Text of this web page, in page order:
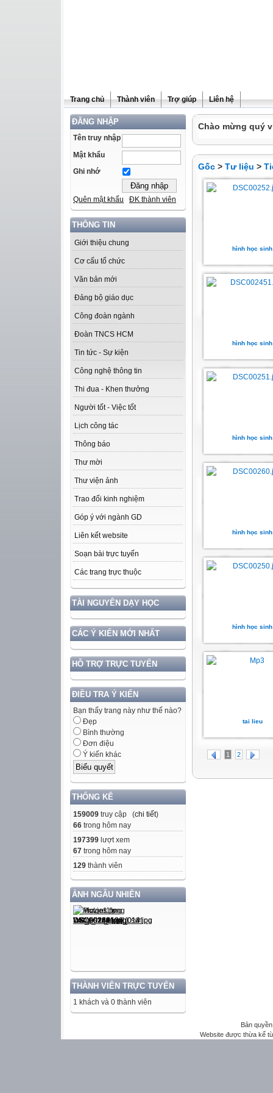
Trang chủ Thành viên Trợ giúp Liên hệ
ĐĂNG NHẬP
Tên truy nhập
Mật khẩu
Ghi nhớ
Quên mật khẩu ĐK thành viên
THÔNG TIN
Giới thiệu chung
Cơ cấu tổ chức
Văn bản mới
Đảng bộ giáo dục
Công đoàn ngành
Đoàn TNCS HCM
Tin tức - Sự kiện
Công nghệ thông tin
Thi đua - Khen thưởng
Người tốt - Việc tốt
Lịch công tác
Thông báo
Thư mời
Thư viện ảnh
Trao đổi kinh nghiệm
Góp ý với ngành GD
Liên kết website
Soạn bài trực tuyến
Các trang trực thuộc
TÀI NGUYÊN DẠY HỌC
CÁC Ý KIẾN MỚI NHẤT
HỖ TRỢ TRỰC TUYẾN
ĐIỀU TRA Ý KIẾN
Bạn thấy trang này như thế nào?
Đẹp
Bình thường
Đơn điệu
Ý kiến khác
THỐNG KÊ
159009 truy cập (chi tiết)
66 trong hôm nay
197399 lượt xem
67 trong hôm nay
129 thành viên
ẢNH NGẪU NHIÊN
THÀNH VIÊN TRỰC TUYẾN
1 khách và 0 thành viên
Chào mừng quý
Gốc > Tư liệu >
hình học sinh
hình học sinh
hình học sinh
hình học sinh
hình học sinh
tai lieu
1 2
Bản
Website được thừa kế